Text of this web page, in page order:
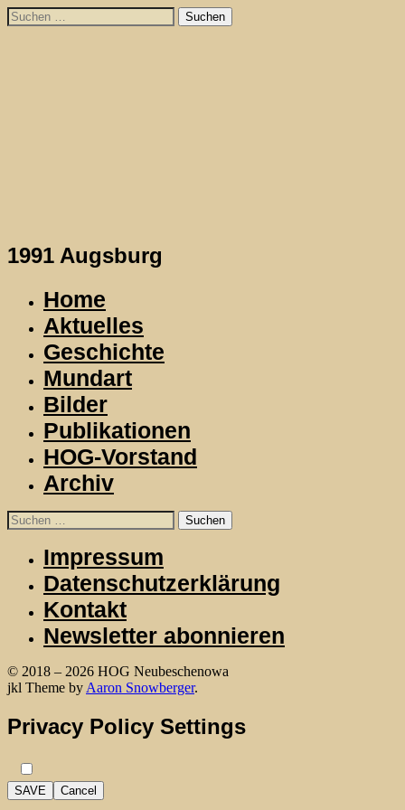
Skip
to
Suchen
nach:
1991 Augsburg
Home
Aktuelles
Geschichte
Mundart
Bilder
Publikationen
HOG-Vorstand
Archiv
Suchen
nach:
Impressum
Datenschutzerklärung
Kontakt
Newsletter abonnieren
© 2018 – 2026 HOG Neubeschenowa
WordPress
jkl Theme by Aaron Snowberger.
Privacy Policy Settings
SAVE Cancel